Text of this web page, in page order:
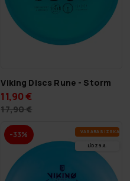
Viking Discs Rune - Storm
11,90 €
17,90 €
-33% VA­SA­RAS IZ­SKA­ŅA
LĪDZ 9.8.